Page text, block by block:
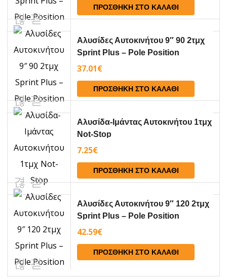
ΠΡΟΣΘΉΚΗ ΣΤΟ ΚΑΛΆΘΙ
Aλυσίδες Αυτοκινήτου 9″ 90 2τμχ
Sprint Plus – Pole Position
37.01€
ΠΡΟΣΘΉΚΗ ΣΤΟ ΚΑΛΆΘΙ
Αλυσίδα-Ιμάντας Αυτοκινήτου 1τμχ
Not-Stop
7.25€
ΠΡΟΣΘΉΚΗ ΣΤΟ ΚΑΛΆΘΙ
Αλυσίδες Αυτοκινήτου 9″ 120 2τμχ
Sprint Plus – Pole Position
42.59€
ΠΡΟΣΘΉΚΗ ΣΤΟ ΚΑΛΆΘΙ